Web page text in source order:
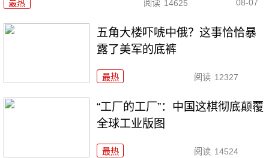
最热 阅读 14625 08-07
五角大楼吓唬中俄？这事恰恰暴
露了美军的底裤
最热 阅读 12327
“工厂的工厂”：中国这棋彻底颠覆
全球工业版图
最热 阅读 14524